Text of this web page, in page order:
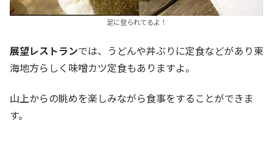
足に登られてるよ！
展望レストランでは、うどんや丼ぶりに定食などがあり東
海地方らしく味噌カツ定食もありますよ。
山上からの眺めを楽しみながら食事をすることができま
す。